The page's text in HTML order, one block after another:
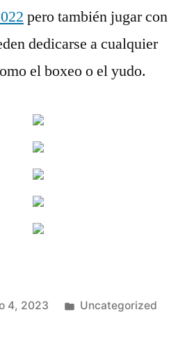
pero también jugar con
dedicarse a cualquier
el boxeo o el yudo.
4, 2023
Publicado
Uncategorized